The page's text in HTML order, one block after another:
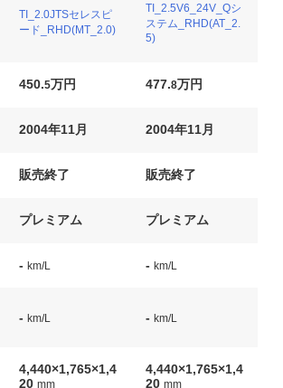
TI_2.0JTSセレスピ
ード_RHD(MT_2.0)
TI_2.5V6_24V_Qシ
ステム_RHD(AT_2.
5)
450.5万円 477.8万円
2004年11月 2004年11月
販売終了 販売終了
プレミアム プレミアム
- km/L - km/L
- km/L - km/L
4,440×1,765×1,4
20 mm
4,440×1,765×1,4
20 mm